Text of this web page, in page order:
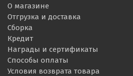
О магазине
Отгрузка и доставка
Сборка
Кредит
Награды и сертификаты
Способы оплаты
Условия возврата товара